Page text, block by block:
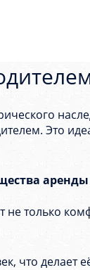
Это
аренды
не только
что делает